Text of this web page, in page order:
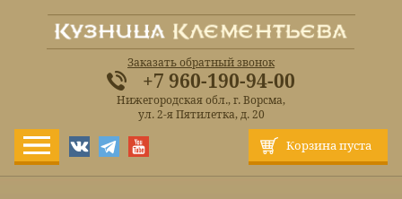
Корзина пуста
Заказать обратный звонок
+7 960-190-94-00
Нижегородская обл., г. Ворсма,
ул. 2-я Пятилетка, д. 20